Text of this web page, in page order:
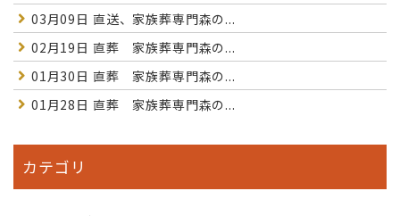
03月09日 直送、家族葬専門森の...
02月19日 直葬 家族葬専門森の...
01月30日 直葬 家族葬専門森の...
01月28日 直葬 家族葬専門森の...
カテゴリ